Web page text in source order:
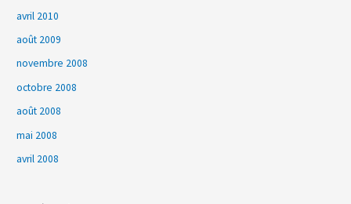
avril 2010
août 2009
novembre 2008
octobre 2008
août 2008
mai 2008
avril 2008